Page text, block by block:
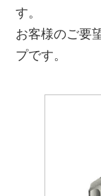
す。
お客様のご要
プです。